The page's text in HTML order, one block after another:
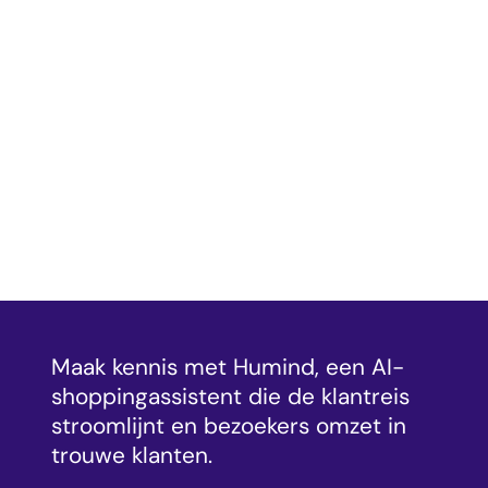
Maak kennis met Humind, een AI-
shoppingassistent die de klantreis
stroomlijnt en bezoekers omzet in
trouwe klanten.